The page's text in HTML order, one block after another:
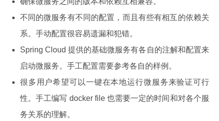
不同的微服务有不同的配置，而且有些有相互的依赖关
系。手动配置很容易遗漏和犯错。
Spring Cloud 提供的基础微服务有各自的注解和配置来
启动微服务。手工配置需要参考各自的样例。
很多用户希望可以一键在本地运行微服务来验证可行
性。手工编写 docker file 也需要一定的时间和对各个服
务关系的理解。